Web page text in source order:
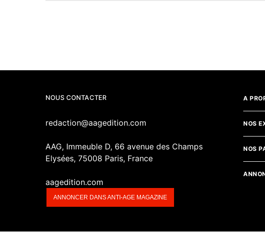
NOUS CONTACTER
redaction@aagedition.com
AAG, Immeuble D, 66 avenue des Champs
Elysées, 75008 Paris, France
aagedition.com
ANNONCER DANS ANTI-AGE MAGAZINE
A
NOS
NOS